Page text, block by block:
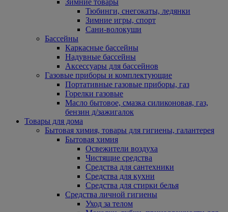
Зимние товары
Тюбинги, снегокаты, ледянки
Зимние игры, спорт
Сани-волокуши
Бассейны
Каркасные бассейны
Надувные бассейны
Аксессуары для бассейнов
Газовые приборы и комплектующие
Портативные газовые приборы, газ
Горелки газовые
Масло бытовое, смазка силиконовая, газ,
бензин д/зажигалок
Товары для дома
Бытовая химия, товары для гигиены, галантерея
Бытовая химия
Освежители воздуха
Чистящие средства
Средства для сантехники
Средства для кухни
Средства для стирки белья
Средства личной гигиены
Уход за телом